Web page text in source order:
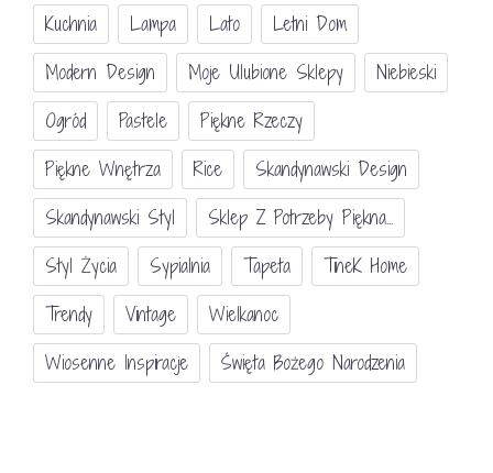
Kuchnia
Lampa Lato
Letni Dom
Modern Design
Moje Ulubione Sklepy
Niebieski
Ogród
Pastele
Piękne Rzeczy
Piękne Wnętrza
Rice
Skandynawski Design
Skandynawski Styl
Sklep Z Potrzeby Piękna...
Styl Życia
Sypialnia Tapeta
TineK Home
Trendy
Vintage
Wielkanoc
Wiosenne Inspiracje
Święta Bożego Narodzenia